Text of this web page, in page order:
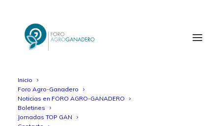
Inicio
Foro Agro-Ganadero
Noticias en FORO AGRO-GANADERO
Boletines
Jornadas TOP GAN